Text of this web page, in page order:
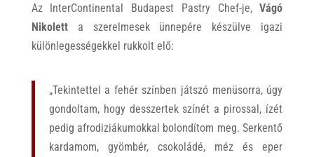
Az InterContinental Budapest Pastry Chef-je,Vágó
Nikoletta szerelmesek ünnepére készülve igazi
különlegességekkel rukkolt elő:
„Tekintettel a fehér színben játszó menüsorra, úgy
gondoltam, hogy desszertek színét a pirossal, ízét
pedig afrodiziákumokkal bolondítom meg. Serkentő
kardamom, gyömbér, csokoládé, méz és eper